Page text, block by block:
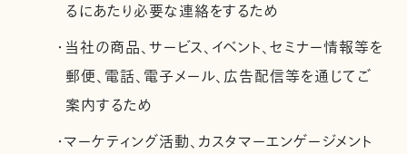
るにあたり必要な連絡をするため
・当社の商品、サービス、イベント、セミナー情報等を
郵便、電話、電子メール、広告配信等を通じてご
案内するため
・マーケティング活動、カスタマーエンゲージメント